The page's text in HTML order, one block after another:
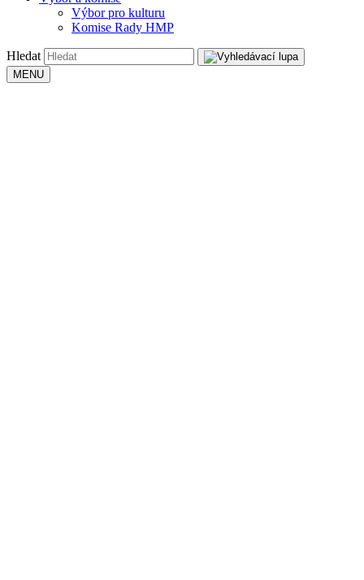
Výbor pro kulturu
Komise Rady HMP
Hledat
MENU